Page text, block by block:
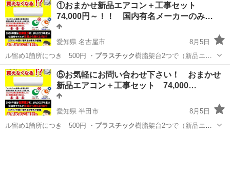
①おまかせ新品エアコン＋工事セット
74,000円～！！ 国内有名メーカーのみ…
愛知県 名古屋市
8月5日
ル留め1箇所につき 500円 ・ プラスチック樹脂架台2つで（新品エア
コン購入の…
愛知 名古屋市 その他 取り付け
⑤お気軽にお問い合わせ下さい！ おまかせ
新品エアコン＋工事セット 74,000…
愛知県 半田市
8月5日
ル留め1箇所につき 500円 ・ プラスチック樹脂架台2つで（新品エア